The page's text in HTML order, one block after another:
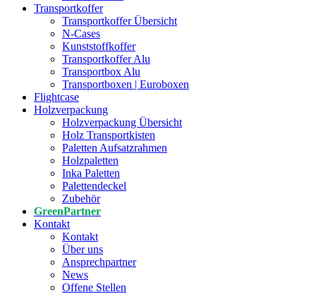
Transportkoffer
Transportkoffer Übersicht
N-Cases
Kunststoffkoffer
Transportkoffer Alu
Transportbox Alu
Transportboxen | Euroboxen
Flightcase
Holzverpackung
Holzverpackung Übersicht
Holz Transportkisten
Paletten Aufsatzrahmen
Holzpaletten
Inka Paletten
Palettendeckel
Zubehör
GreenPartner
Kontakt
Kontakt
Über uns
Ansprechpartner
News
Offene Stellen